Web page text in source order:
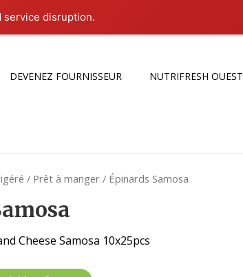
service disruption.
DEVENEZ FOURNISSEUR NUTRIFRESH OUEST
/ Prêt à manger / Épinards Samosa
Cheese Samosa 10x25pcs